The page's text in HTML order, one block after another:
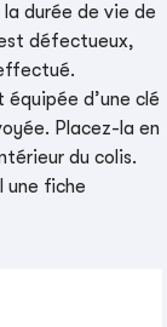
durée de vie de
est défectueux,
d’une clé
Placez-la en
du colis.
une fiche